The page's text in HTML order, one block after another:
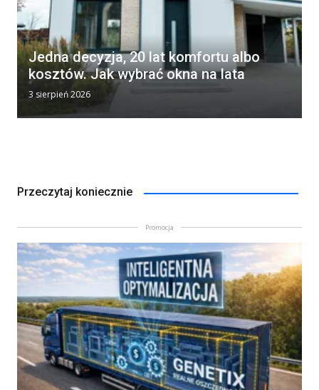
Jedna decyzja, 20 lat komfortu albo
kosztów. Jak wybrać okna na lata
3 sierpień 2026
Przeczytaj koniecznie
Promocja